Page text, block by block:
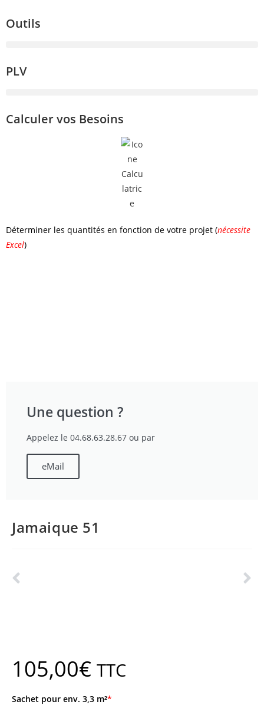
Outils
PLV
Calculer vos Besoins
Déterminer les quantités en fonction de votre projet (nécessite
Excel)
Une question ?
Appelez le 04.68.63.28.67 ou par
eMail
Jamaique 51
105,00€ TTC
Sachet pour env. 3,3 m²*